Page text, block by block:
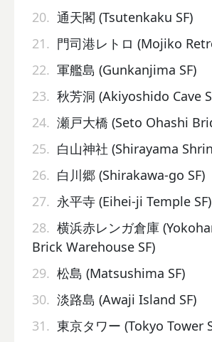
20. 通天閣 (Tsutenkaku SF)
21. 門司港レトロ (Mojiko
22. 軍艦島 (Gunkanjima SF)
23. 秋芳洞 (Akiyoshido Cave
24. 瀬戸大橋 (Seto Ohashi
25. 白山神社 (Shirayama
26. 白川郷 (Shirakawa-go SF)
27. 永平寺 (Eihei-ji Temple SF)
28. 横浜赤レンガ倉庫
Brick Warehouse SF)
29. 松島 (Matsushima SF)
30. 淡路島 (Awaji Island SF)
31. 東京タワー (Tokyo Tower